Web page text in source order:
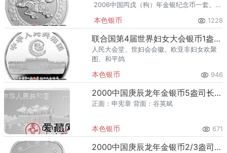
2006中国丙戌（狗）年金银纪念币一套。该
均为中华人民共和国法定货币。
本色银币 1228
联合国第4届世界妇女大会银币1盎司欧亚非妇女欢聚图、和平鸽银币
人民大会堂、世妇会会徽。欧亚非妇女欢聚
图、和平鸽
本色银币 946
2000中国庚辰龙年金银币5盎司长方形银币
正面：申宪章 背面：谷英斌
本色银币 671
2000中国庚辰龙年金银币2/3盎司梅花形银币